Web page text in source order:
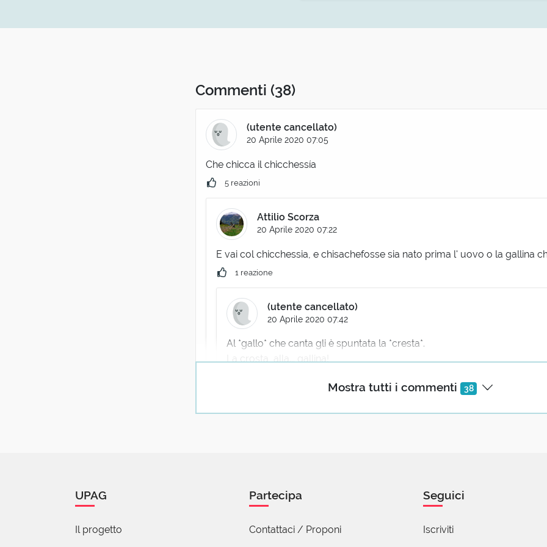
Commenti (38)
Mostra tutti i commenti 38
(utente cancellato)
20 Aprile 2020 07:05
Che chicca il chicchessía
5 reazioni
Attilio Scorza
20 Aprile 2020 07:22
E vai col chicchessia, e chisachefosse sia nato prima l' uovo o la gallina
1 reazione
(utente cancellato)
20 Aprile 2020 07:42
Al *gallo* che canta gli è spuntata la *cresta*.
La crosta, alla... gallina!
insomma...
UPAG
Il progetto
Partecipa
Contattaci / Proponi
Seguici
Iscriviti